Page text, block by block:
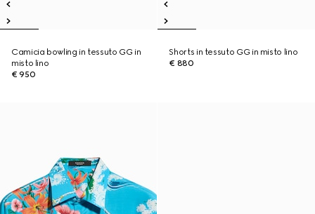
Camicia bowling in tessuto GG in
misto lino
€ 950
Shorts in tessuto GG in misto lino
€ 880